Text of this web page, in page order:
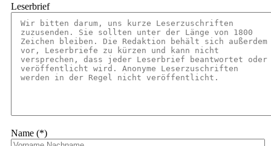
Leserbrief
Name (*)